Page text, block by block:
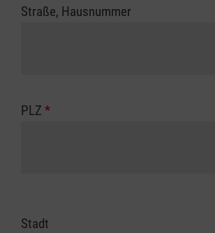
Straße, Hausnummer
PLZ *
Stadt